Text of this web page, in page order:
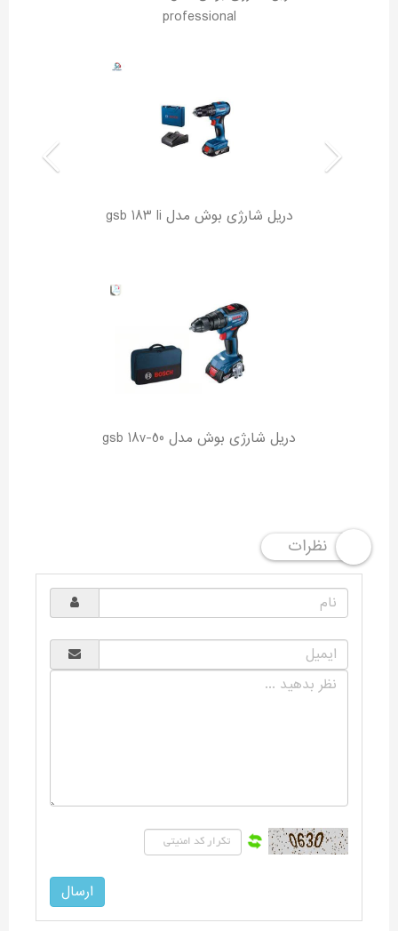
professional
دریل شارژی بوش مدل gsb 183 li
دریل شارژی بوش مدل gsb 18v-50
نظرات